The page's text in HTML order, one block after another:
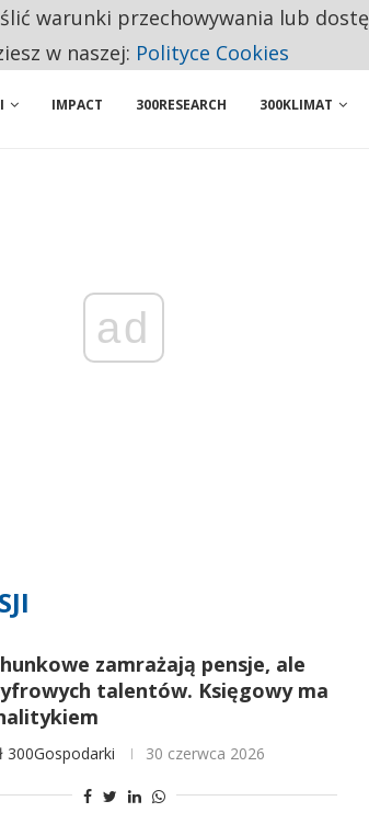
SĄ DWA PODMIOTY Z POLSKI
IMPACT 300RESEARCH 300KLIMAT
ad
zamrażają pensje, ale
talentów. Księgowy ma
300Gospodarki 30 czerwca 2026
warunki przechowywania lub
w naszej: Polityce Cookies